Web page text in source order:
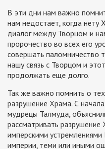
В эти дни нам важно
нам недостает, когда нету
диалог между Творцом и
пророчество во всех его
совершать паломничество
нашу связь с Творцом и
продолжать еще долго.
Так же важно помнить о
разрушение Храма. С
мудрецы Талмуда,
рассматривать разрушение
имперскими
империи, теми или иными